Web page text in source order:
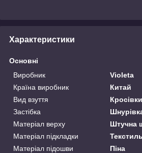
Характеристики
Основні
Виробник
Violeta
Країна виробник
Китай
Вид взуття
Кросівки
Застібка
Матеріал верху
Штучна
Матеріал підкладки
Текстиль
Матеріал підошви
Піна